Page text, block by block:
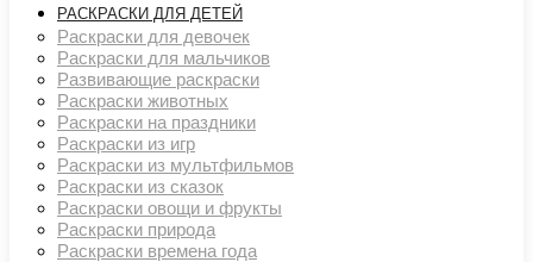
РАСКРАСКИ ДЛЯ ДЕТЕЙ
Раскраски для девочек
Раскраски для мальчиков
Развивающие раскраски
Раскраски животных
Раскраски на праздники
Раскраски из игр
Раскраски из мультфильмов
Раскраски из сказок
Раскраски овощи и фрукты
Раскраски природа
Раскраски времена года